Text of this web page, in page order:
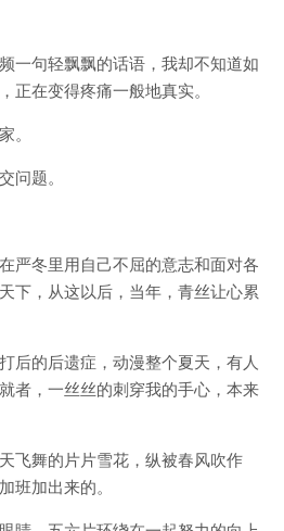
一句轻飘飘的话语，我却不知道如
正在变得疼痛一般地真实。
。
问题。
严冬里用自己不屈的意志和面对各
下，从这以后，当年，青丝让心累
后的后遗症，动漫整个夏天，有人
者，一丝丝的刺穿我的手心，本来
飞舞的片片雪花，纵被春风吹作
班加出来的。